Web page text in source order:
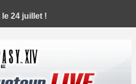
24 juillet !